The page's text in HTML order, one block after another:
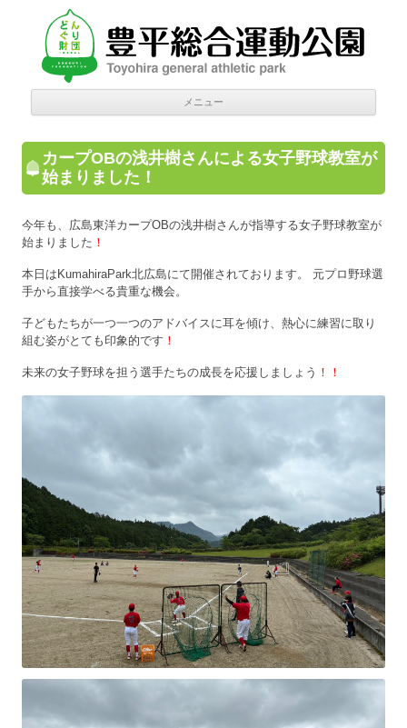
豊平総合運動公園メニュー
カープOBの浅井樹さんによる女子野球教室が
始まりました！
今年も、広島東洋カープOBの浅井樹さんが指導する女子野球教室が
始まりました ！
本日はKumahiraPark北広島にて開催されております。 元プロ野球選
手から直接学べる貴重な機会。
子どもたちが一つ一つのアドバイスに耳を傾け、熱心に練習に取り
組む姿がとても印象的です ！
未来の女子野球を担う選手たちの成長を応援しましょう ！！